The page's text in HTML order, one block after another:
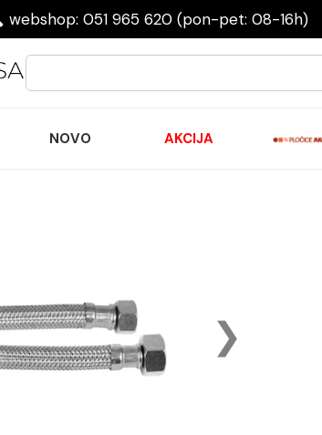
webshop: 051 965 620 (pon-pet: 08-16h)
NOVO AKCIJA